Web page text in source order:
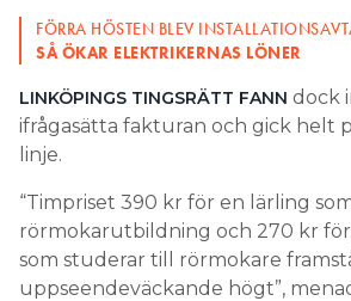
FÖRRA HÖSTEN BLEV
SÅ ÖKAR ELEKTRIKERNAS LÖNER
LINKÖPINGS TINGSRÄTT FANN dock
ifrågasätta fakturan och gick helt
linje.
“Timpriset 390 kr för en lärling
rörmokarutbildning och 270 kr
som studerar till rörmokare
uppseendeväckande högt”,